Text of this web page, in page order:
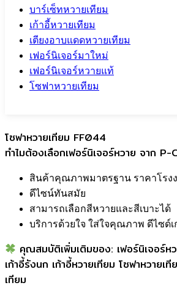
บาร์เซ็ทหวายเทียม
เก้าอี้หวายเทียม
เตียงอาบแดดหวายเทียม
เฟอร์นิเจอร์มาใหม่
เฟอร์นิเจอร์หวายแท้
โซฟาหวายเทียม
โซฟาหวายเทียม FF044
ทำไมต้องเลือกเฟอร์นิเจอร์หวาย จาก
สินค้าคุณภาพมาตรฐาน ราคาโรง
ดีไซน์ทันสมัย
สามารถเลือกสีหวายและสีเบาะได้
บริการด้วยใจ ใส่ใจคุณภาพ ดีไซด์
คุณสมบัติเพิ่มเติมของ: เฟอร์นิเจอร์ห
เก้าอี้รังนก เก้าอี้หวายเทียม โซฟาหวายเ
เทียม